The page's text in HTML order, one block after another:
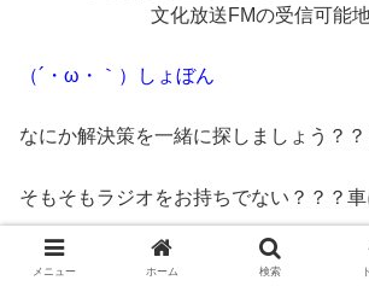
文化放送FMの受信可能
（´・ω・｀）しょぼん
なにか解決策を一緒に探しましょう？？
そもそもラジオをお持ちでない？？？車
それは困った・・・ラジオを買う？以
メニュー ホーム 検索